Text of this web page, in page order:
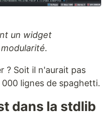
un widget
? Soit il n'aurait pas
lignes de spaghetti.
dans la stdlib